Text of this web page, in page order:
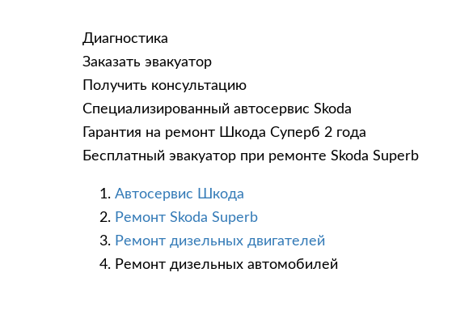
Диагностика
Заказать эвакуатор
Получить консультацию
Специализированный автосервис Skoda
Гарантия на ремонт Шкода Суперб 2 года
Бесплатный эвакуатор при ремонте Skoda Superb
Автосервис Шкода
Ремонт Skoda Superb
Ремонт дизельных двигателей
Ремонт дизельных автомобилей